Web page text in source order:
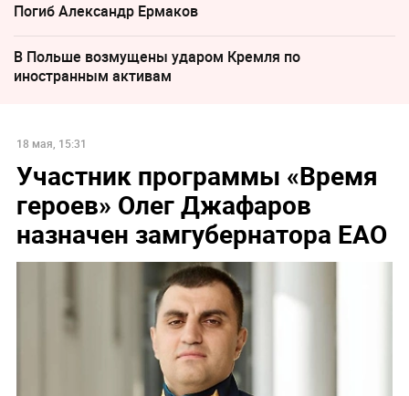
Погиб Александр Ермаков
В Польше возмущены ударом Кремля по
иностранным активам
18 мая, 15:31
Участник программы «Время
героев» Олег Джафаров
назначен замгубернатора ЕАО